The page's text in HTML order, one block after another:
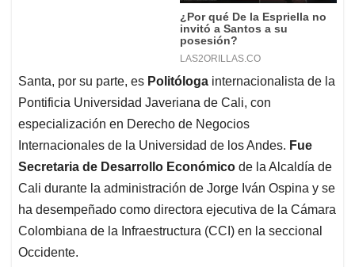
Santa, por su parte, es Politóloga internacionalista de la
Pontificia Universidad Javeriana de Cali, con
especialización en Derecho de Negocios
Internacionales de la Universidad de los Andes. Fue
Secretaria de Desarrollo Económico de la Alcaldía de
Cali durante la administración de Jorge Iván Ospina y se
ha desempeñado como directora ejecutiva de la Cámara
Colombiana de la Infraestructura (CCI) en la seccional
Occidente.